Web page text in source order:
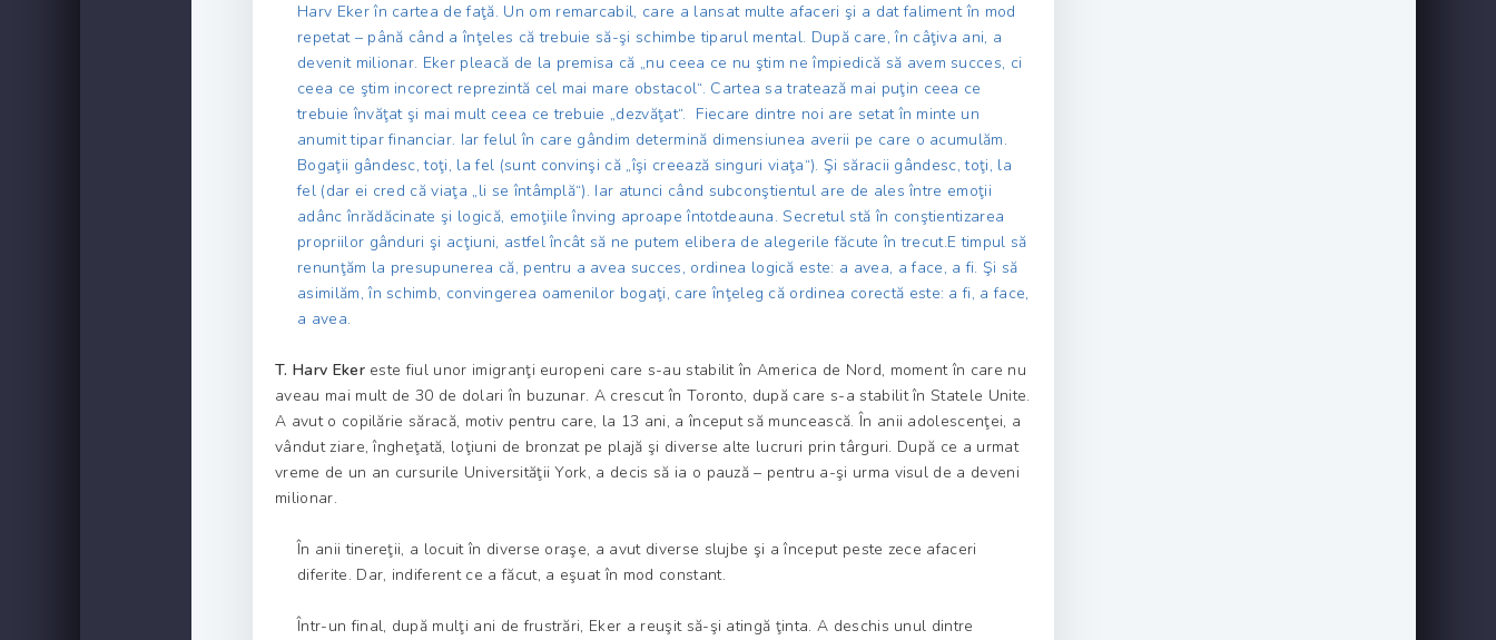
Harv Eker în cartea de faţă. Un om remarcabil, care a lansat multe afaceri şi a dat faliment în mod
repetat – până când a înţeles că trebuie să-şi schimbe tiparul mental. După care, în câţiva ani, a
devenit milionar. Eker pleacă de la premisa că „nu ceea ce nu ştim ne împiedică să avem succes, ci
ceea ce ştim incorect reprezintă cel mai mare obstacol“. Cartea sa tratează mai puţin ceea ce
trebuie învăţat şi mai mult ceea ce trebuie „dezvăţat“. Fiecare dintre noi are setat în minte un
anumit tipar financiar. Iar felul în care gândim determină dimensiunea averii pe care o acumulăm.
Bogaţii gândesc, toţi, la fel (sunt convinşi că „îşi creează singuri viaţa“). Şi săracii gândesc, toţi, la
fel (dar ei cred că viaţa „li se întâmplă“). Iar atunci când subconştientul are de ales între emoţii
adânc înrădăcinate şi logică, emoţiile înving aproape întotdeauna. Secretul stă în conştientizarea
propriilor gânduri şi acţiuni, astfel încât să ne putem elibera de alegerile făcute în trecut.E timpul să
renunţăm la presupunerea că, pentru a avea succes, ordinea logică este: a avea, a face, a fi. Şi să
asimilăm, în schimb, convingerea oamenilor bogaţi, care înţeleg că ordinea corectă este: a fi, a face,
a avea.
T. Harv Ekereste fiul unor imigranţi europeni care s-au stabilit în America de Nord, moment în care nu
aveau mai mult de 30 de dolari în buzunar. A crescut în Toronto, după care s-a stabilit în Statele Unite.
A avut o copilărie săracă, motiv pentru care, la 13 ani, a început să muncească. În anii adolescenţei, a
vândut ziare, îngheţată, loţiuni de bronzat pe plajă şi diverse alte lucruri prin târguri. După ce a urmat
vreme de un an cursurile Universităţii York, a decis să ia o pauză – pentru a-şi urma visul de a deveni
milionar.
În anii tinereţii, a locuit în diverse oraşe, a avut diverse slujbe şi a început peste zece afaceri
diferite. Dar, indiferent ce a făcut, a eşuat în mod constant.
Într-un final, după mulţi ani de frustrări, Eker a reuşit să-şi atingă ţinta. A deschis unul dintre